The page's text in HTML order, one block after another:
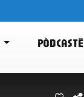
PÒDCASTË